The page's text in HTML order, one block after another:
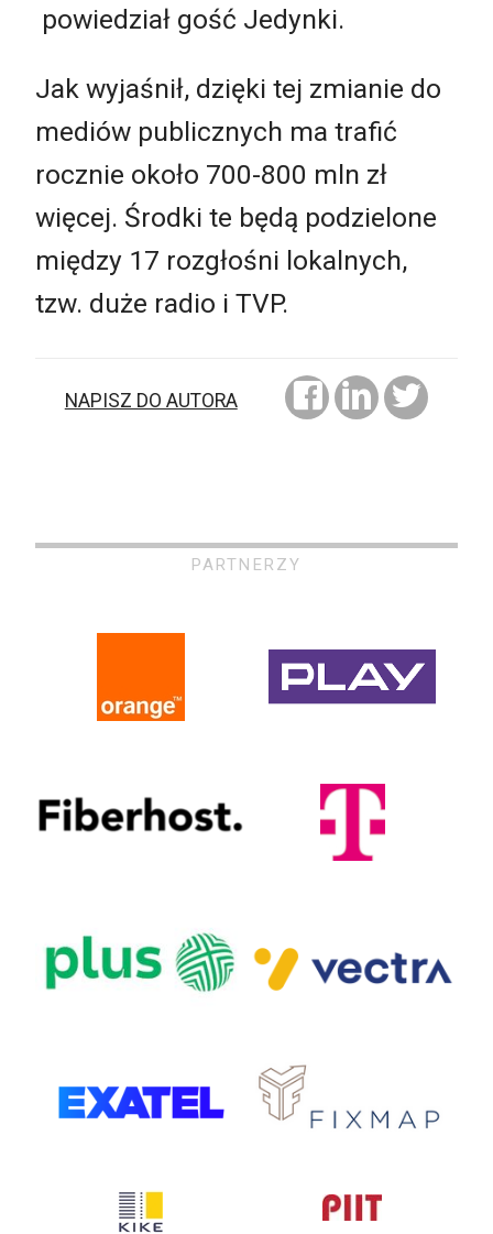
powiedział gość Jedynki.
Jak wyjaśnił, dzięki tej zmianie do
mediów publicznych ma trafić
rocznie około 700-800 mln zł
więcej. Środki te będą podzielone
między 17 rozgłośni lokalnych,
tzw. duże radio i TVP.
NAPISZ DO AUTORA
PARTNERZY